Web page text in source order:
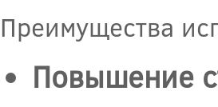
Преимущества
Повышение